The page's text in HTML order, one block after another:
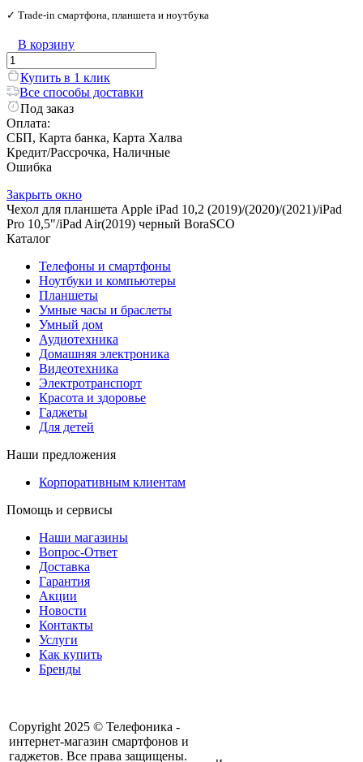
✓ Trade‑in смартфона, планшета и ноутбука
В корзину
Купить в 1 клик
Все способы доставки
Под заказ
Оплата:
СБП, Карта банка, Карта Халва
Кредит/Рассрочка, Наличные
Ошибка
Закрыть окно
Чехол для планшета Apple iPad 10,2 (2019)/(2020)/(2021)/iPad
Pro 10,5"/iPad Air(2019) черный BoraSCO
Каталог
Телефоны и смартфоны
Ноутбуки и компьютеры
Планшеты
Умные часы и браслеты
Умный дом
Аудиотехника
Домашняя электроника
Видеотехника
Электротранспорт
Красота и здоровье
Гаджеты
Для детей
Наши предложения
Корпоративным клиентам
Помощь и сервисы
Наши магазины
Вопрос-Ответ
Доставка
Гарантия
Акции
Новости
Контакты
Услуги
Как купить
Бренды
Copyright 2025 © Телефоника -
интернет-магазин смартфонов и
гаджетов. Все права защищены.